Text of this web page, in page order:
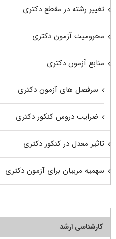
تغییر رشته در مقطع دکتری
محرومیت آزمون دکتری
منابع آزمون دکتری
سرفصل های آزمون دکتری
ضرایب دروس کنکور دکتری
تاثیر معدل در کنکور دکتری
سهمیه مربیان برای آزمون دکتری
کارشناسی ارشد